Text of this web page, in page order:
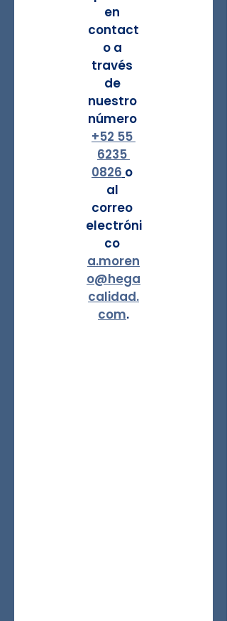
en
contact
o a
través
de
nuestro
número
+52 55
6235
0826 o
al
correo
electróni
co
a.moren
o@hega
calidad.
com.